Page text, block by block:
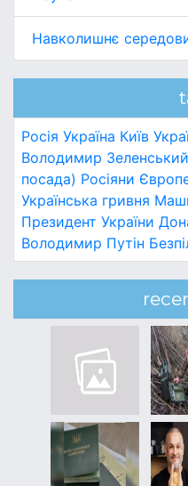
Навколишнє
Росія Україна Київ
Володимир Зеленський
посада) Росіяни
Українська гривня
Президент України
Володимир Путін